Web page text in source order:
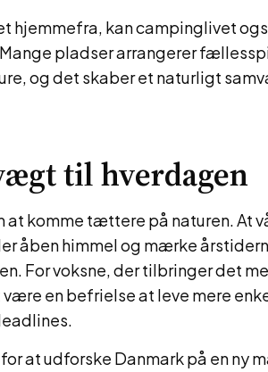
hjemmefra, kan campinglivet
pladser arrangerer
og det skaber et naturligt
til hverdagen
at komme tættere på naturen. At
åben himmel og mærke
For voksne, der tilbringer det
en befrielse at leve mere
at udforske Danmark på en ny